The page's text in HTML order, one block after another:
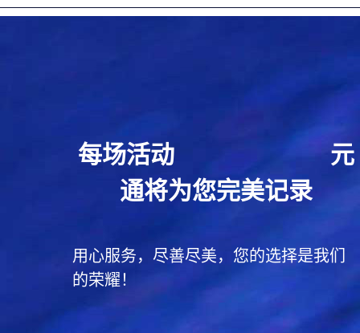
每场活动
元
通将为您完美记录
用心服务，尽善尽美，您的选择是我们
的荣耀！